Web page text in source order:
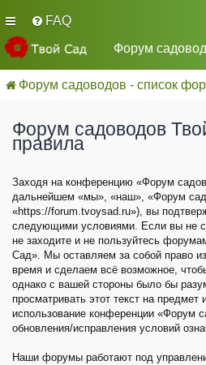
FAQ
Форум
Форум садоводов - список
Форум садоводов
правила
Заходя на конференцию «Форум
дальнейшем «мы», «наш», «Форум
«https://forum.tvoysad.ru»), вы
следующими условиями. Если вы не
не заходите и не пользуйтесь
Сад». Мы оставляем за собой право
время и сделаем всё возможное,
однако с вашей стороны было бы
просматривать этот текст на предмет
использование конференции «Форум
обновления/исправления условий
Наши форумы работают под